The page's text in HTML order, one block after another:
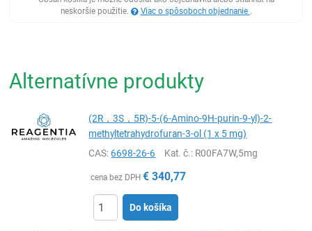
neskoršie použitie.
Viac o spôsoboch objednanie .
Alternatívne produkty
(2R，3S，5R)-5-(6-Amino-9H-purin-9-yl)-2-
methyltetrahydrofuran-3-ol (1 x 5 mg)
CAS:6698-26-6 Kat. č.: R00FA7W,5mg
cena bez DPH € 340,77
Do košíka